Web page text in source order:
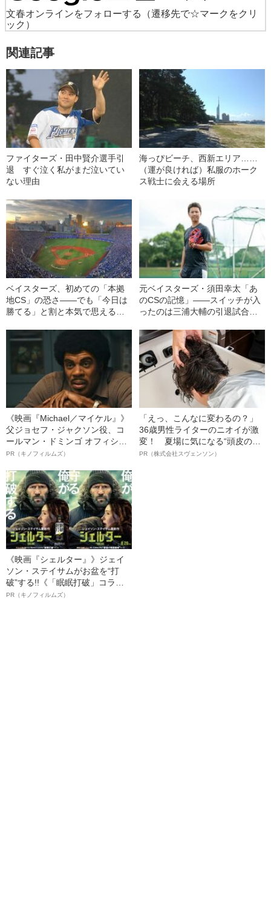
文春オンラインをフォローする
（遷移先で☆マークをクリ
ック）
関連記事
ファイターズ・田中賢介選手引
退 すぐ泣く私がまだ泣いてい
ない理由
海っぴビーチ、西新エリア……
（運が良ければ）私服のホーク
ス戦士に会える場所
ベイスターズ、初めての「本拠
地CS」の恐さ――でも「今日は
勝てる」と割と本気で思える理
元ベイスターズ・須田幸太「あ
のCSの記憶」――スイッチが入
ったのは三浦大輔の引退試合だ
《映画『Michael／マイケル』》
父ジョセフ・ジャクソン役、コ
ールマン・ドミンゴ オフィシャ
ルインタビュー“観客を魅了した
語る”《日本興収70億円突破》
PR（キノフィルムズ）
「えっ、こんなに変わるの？」
36歳男性ライターのニオイが激
変！ 夏場に気になる“頭皮のニ
オイ”や“ベタつき”を解消す
PR（株式会社スヴェンソン）
《映画『シェルター』》ジェイ
ソン・ステイサムがお盆を“打
破”する!!《「眠眠打破」コラ
ボ》
PR（キノフィルムズ）